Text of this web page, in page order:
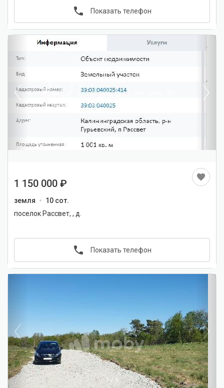
Показать телефон
1 150 000
земля
10 сот.
поселок Рассвет, , д.
Показать телефон
1/5